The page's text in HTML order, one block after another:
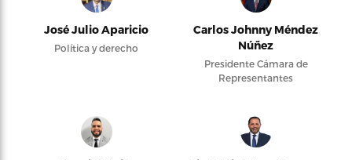
José Julio Aparicio
Política y derecho
Carlos Johnny Méndez
Núñez
Presidente Cámara de
Representantes